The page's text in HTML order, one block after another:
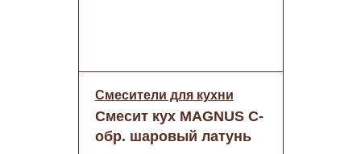
Смесители для кухни
Смесит кух MAGNUS С-
обр. шаровый латунь